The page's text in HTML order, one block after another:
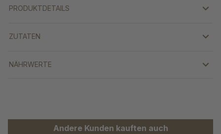
PRODUKTDETAILS
ZUTATEN
NÄHRWERTE
Produktgalerie überspringen
Andere Kunden kauften auch